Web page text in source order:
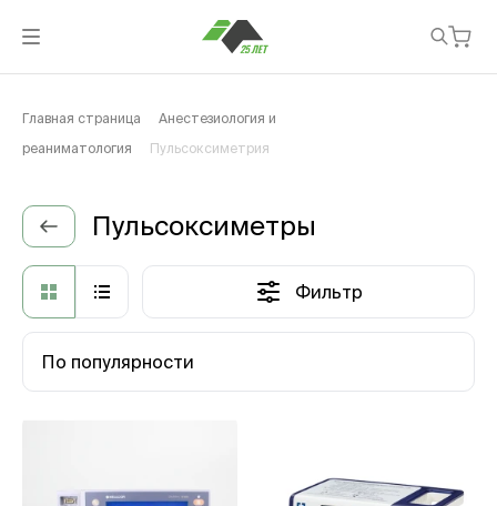
Главная страница Анестезиология и
реаниматология Пульсоксиметрия
Пульсоксиметры
Фильтр
По популярности